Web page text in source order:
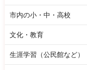
市内の小・中・高校
文化・教育
生涯学習（公民館など）